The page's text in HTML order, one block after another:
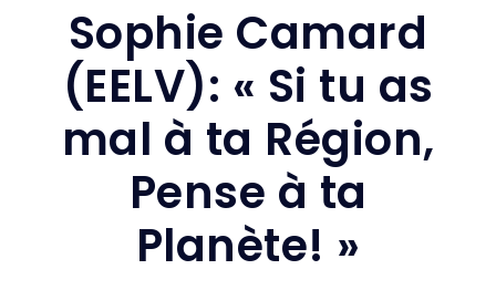
Sophie Camard
(EELV): « Si tu as
mal à ta Région,
Pense à ta
Planète! »